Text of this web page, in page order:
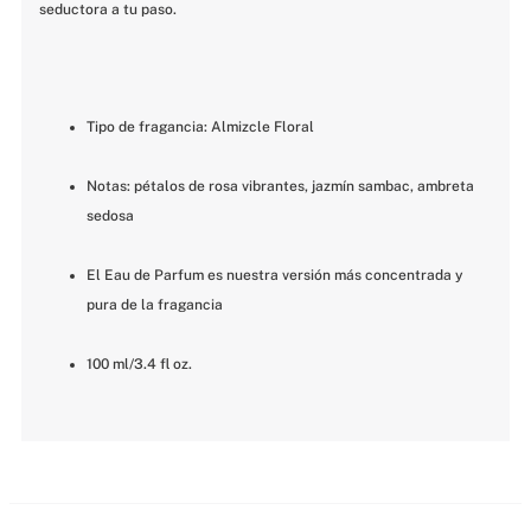
seductora a tu paso.
Tipo de fragancia: Almizcle Floral
Notas: pétalos de rosa vibrantes, jazmín sambac, ambreta
sedosa
El Eau de Parfum es nuestra versión más concentrada y
pura de la fragancia
100 ml/3.4 fl oz.